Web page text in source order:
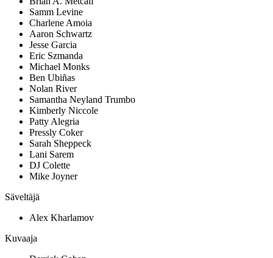
Samm Levine
Charlene Amoia
Aaron Schwartz
Jesse Garcia
Eric Szmanda
Michael Monks
Ben Ubiñas
Nolan River
Samantha Neyland Trumbo
Kimberly Niccole
Patty Alegria
Pressly Coker
Sarah Sheppeck
Lani Sarem
DJ Colette
Mike Joyner
Säveltäjä
Alex Kharlamov
Kuvaaja